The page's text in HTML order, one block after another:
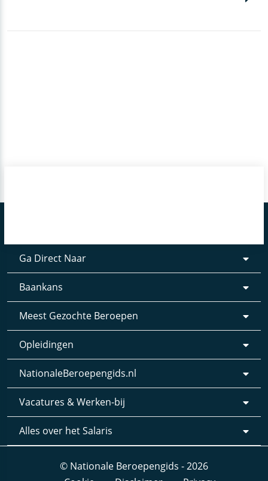
Ga Direct Naar
Baankans
Meest Gezochte Beroepen
Opleidingen
NationaleBeroepengids.nl
Vacatures & Werken-bij
Alles over het Salaris
© Nationale Beroepengids - 2026